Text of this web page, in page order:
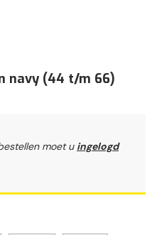
navy (44 t/m 66)
moet u ingelogd